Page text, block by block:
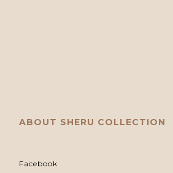
ABOUT SHERU COLLECTION
Facebook